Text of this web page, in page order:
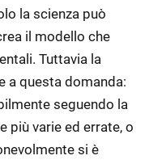
la scienza può
il modello che
Tuttavia la
a questa domanda:
seguendo la
più varie ed errate, o
si è